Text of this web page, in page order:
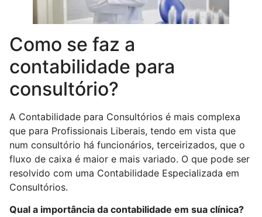
Como se faz a
contabilidade para
consultório?
A Contabilidade para Consultórios é mais complexa
que para Profissionais Liberais, tendo em vista que
num consultório há funcionários, terceirizados, que o
fluxo de caixa é maior e mais variado. O que pode ser
resolvido com uma Contabilidade Especializada em
Consultórios.
Qual a importância da contabilidade em sua clínica?